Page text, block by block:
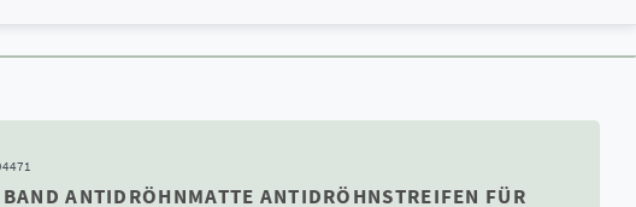
ANTIDRÖHNMATTE ANTIDRÖHNSTREIFEN FÜR